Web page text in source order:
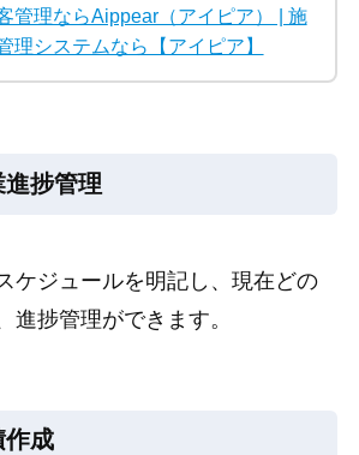
管理ならAippear（アイピア） | 施
理システムなら【アイピア】
捗管理
ケジュールを明記し、現在どの
進捗管理ができます。
成